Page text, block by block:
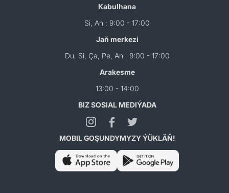
Kabulhana
Si, An : 9:00 - 17:00
Jaň merkezi
Du, Si, Ça, Pe, An : 9:00 - 17:00
Arakesme
13:00 - 14:00
BIZ SOSIAL MEDIÝADA
MOBIL GOŞUNDYMYZY ÝÜKLÄŇ!